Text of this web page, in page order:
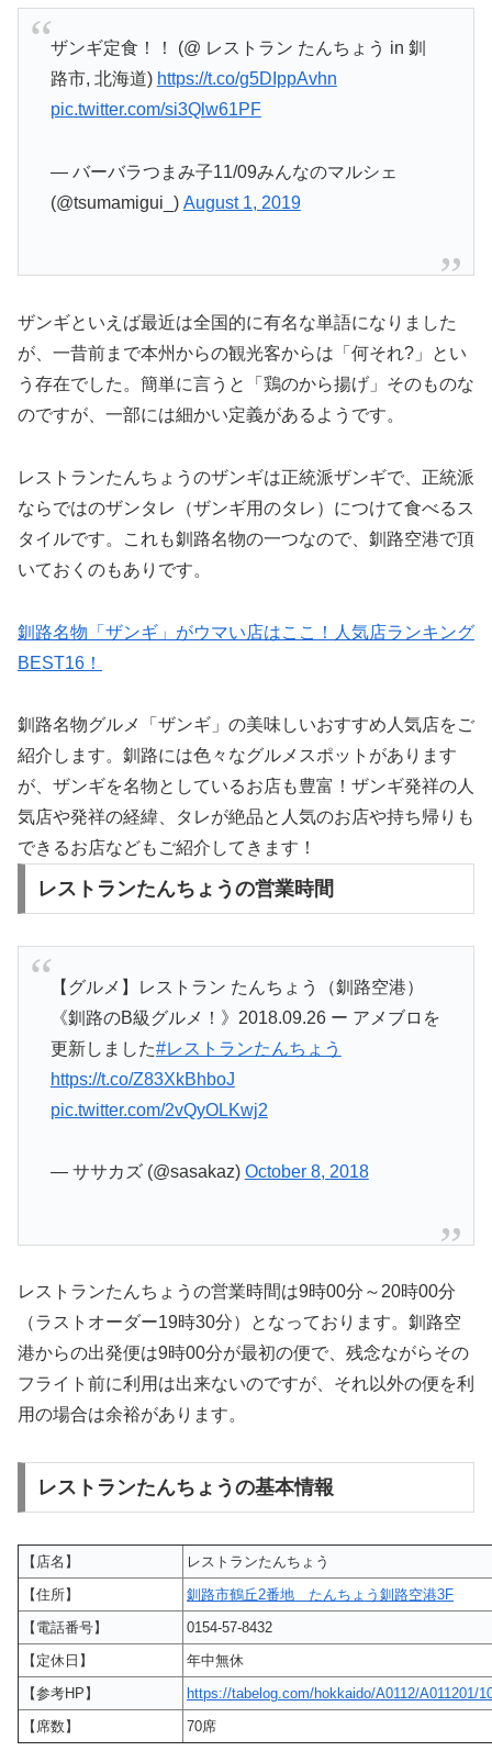
ザンギ定食！！ (@ レストラン たんちょう in 釧
路市, 北海道) https://t.co/g5DIppAvhn
pic.twitter.com/si3Qlw61PF
— バーバラつまみ子11/09みんなのマルシェ
(@tsumamigui_) August 1, 2019
ザンギといえば最近は全国的に有名な単語になりました
が、一昔前まで本州からの観光客からは「何それ?」とい
う存在でした。簡単に言うと「鶏のから揚げ」そのものな
のですが、一部には細かい定義があるようです。
レストランたんちょうのザンギは正統派ザンギで、正統派
ならではのザンタレ（ザンギ用のタレ）につけて食べるス
タイルです。これも釧路名物の一つなので、釧路空港で頂
いておくのもありです。
釧路名物「ザンギ」がウマい店はここ！人気店ランキング
BEST16！
釧路名物グルメ「ザンギ」の美味しいおすすめ人気店をご
紹介します。釧路には色々なグルメスポットがあります
が、ザンギを名物としているお店も豊富！ザンギ発祥の人
気店や発祥の経緯、タレが絶品と人気のお店や持ち帰りも
できるお店などもご紹介してきます！
レストランたんちょうの営業時間
【グルメ】レストラン たんちょう（釧路空港）
《釧路のB級グルメ！》2018.09.26 ー アメブロを
更新しました#レストランたんちょう
https://t.co/Z83XkBhboJ
pic.twitter.com/2vQyOLKwj2
— ササカズ (@sasakaz) October 8, 2018
レストランたんちょうの営業時間は9時00分～20時00分
（ラストオーダー19時30分）となっております。釧路空
港からの出発便は9時00分が最初の便で、残念ながらその
フライト前に利用は出来ないのですが、それ以外の便を利
用の場合は余裕があります。
レストランたんちょうの基本情報
【店名】
レストランたんちょう
【住所】
釧路市鶴丘2番地 たんちょう釧路空港3F
【電話番号】
0154-57-8432
【定休日】
年中無休
【参考HP】
https://tabelog.com/hokkaido/A0112/A011201/
【席数】
70席